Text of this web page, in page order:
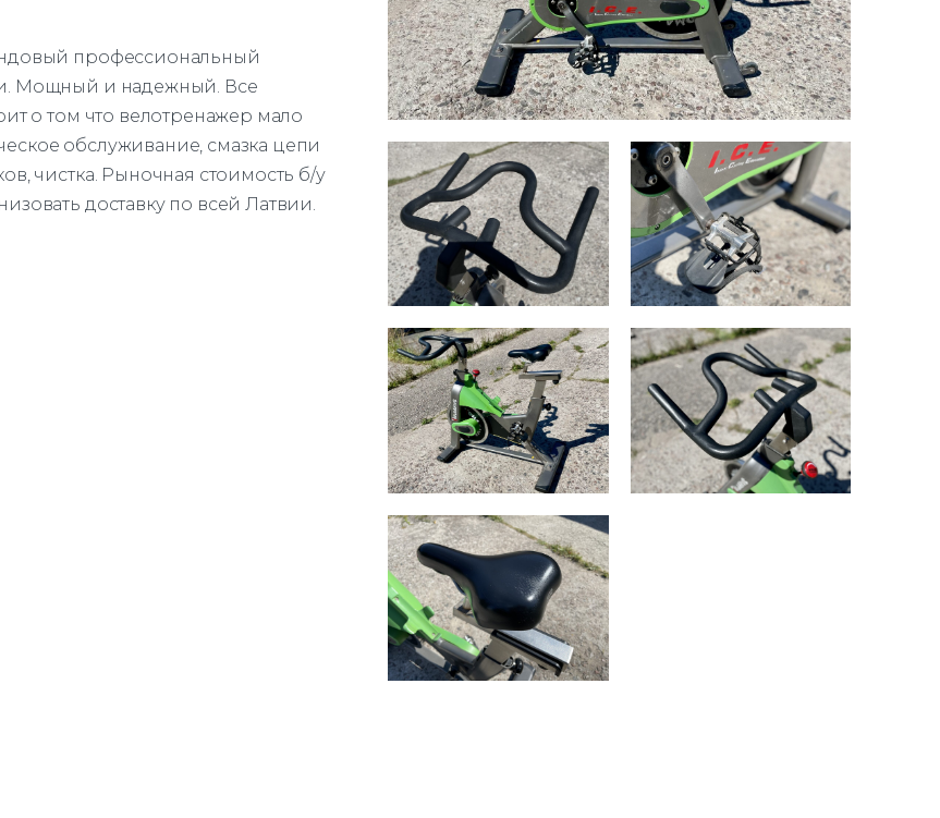
профессиональный
Мощный и надежный. Все
о том что велотренажер мало
обслуживание, смазка цепи
чистка. Рыночная стоимость б/у
доставку по всей Латвии.